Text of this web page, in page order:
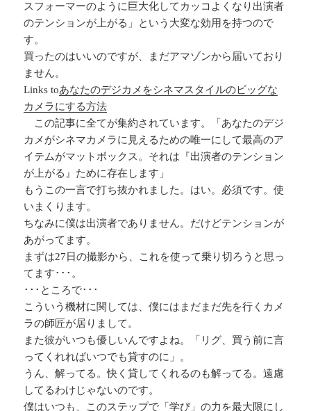
スフォーマーのように巨大化してカッコよくなり出演者
のテンションが上がる」という大変な効用を持つので
す。
買ったのはいいのですが、まだアマゾンから届いており
ません。
Links toあなたのデジカメをシネマスタイルのビッグな
カメラにする方法
この記事に全てが集約されています。「あなたのデジ
カメがシネマカメラに見えるための唯一にして最高のア
イテムがマットボックス。それは『出演者のテンション
が上がる』ために存在します」
もうこの一言で打ち抜かれました。はい。必須です。使
いまくります。
ちなみに僕は出演者でありません。だけどテンションが
あがってます。
まずは27日の撮影から、これを使って乗り切ろうと思っ
てます･･･。
･･･ところで･･･
こういう機材に関しては、僕にはまだまだ先を行くカメ
ラの師匠が居りまして。
また彼がいつも優しいんですよね。「リグ、買う前に言
ってくれればいつでも貸すのに」。
うん、解ってる。快く貸してくれるのも解ってる。遠慮
してるわけじゃないのです。
僕はいつも、このステップで「学び」の力を最大限にし